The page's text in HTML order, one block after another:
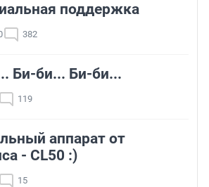
поддержка
382
Би-би... Би-би...
119
аппарат от
- CL50 :)
15